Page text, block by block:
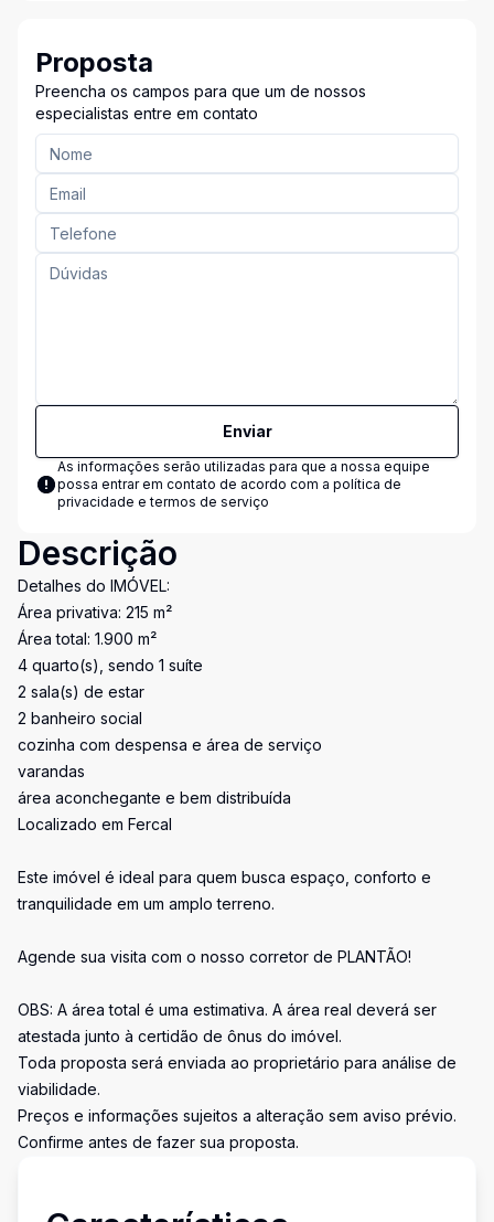
Proposta
Preencha os campos para que um de nossos
especialistas entre em contato
Enviar
As informações serão utilizadas para que a nossa equipe
possa entrar em contato de acordo com a política de
privacidade e termos de serviço
Descrição
Detalhes do IMÓVEL:
Área privativa: 215 m²
Área total: 1.900 m²
4 quarto(s), sendo 1 suíte
2 sala(s) de estar
2 banheiro social
cozinha com despensa e área de serviço
varandas
área aconchegante e bem distribuída
Localizado em Fercal
Este imóvel é ideal para quem busca espaço, conforto e
tranquilidade em um amplo terreno.
Agende sua visita com o nosso corretor de PLANTÃO!
OBS: A área total é uma estimativa. A área real deverá ser
atestada junto à certidão de ônus do imóvel.
Toda proposta será enviada ao proprietário para análise de
viabilidade.
Preços e informações sujeitos a alteração sem aviso prévio.
Confirme antes de fazer sua proposta.